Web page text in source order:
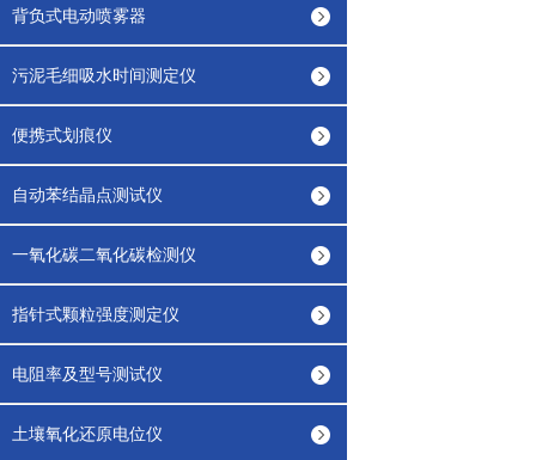
背负式电动喷雾器
污泥毛细吸水时间测定仪
便携式划痕仪
自动苯结晶点测试仪
一氧化碳二氧化碳检测仪
指针式颗粒强度测定仪
电阻率及型号测试仪
土壤氧化还原电位仪